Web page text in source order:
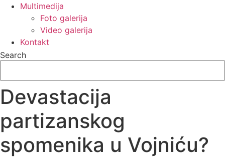
Multimedija
Foto galerija
Video galerija
Kontakt
Search
Devastacija
partizanskog
spomenika u Vojniću?